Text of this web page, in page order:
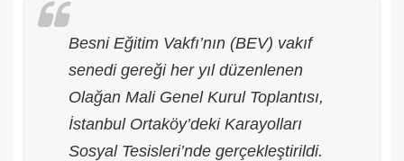
Besni Eğitim Vakfı’nın (BEV) vakıf
senedi gereği her yıl düzenlenen
Olağan Mali Genel Kurul Toplantısı,
İstanbul Ortaköy’deki Karayolları
Sosyal Tesisleri’nde gerçekleştirildi.